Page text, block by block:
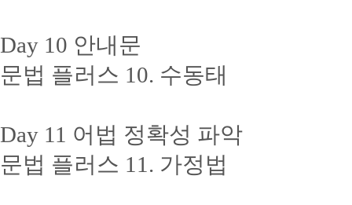
Day 10 안내문
문법 플러스 10. 수동태
Day 11 어법 정확성 파악
문법 플러스 11. 가정법